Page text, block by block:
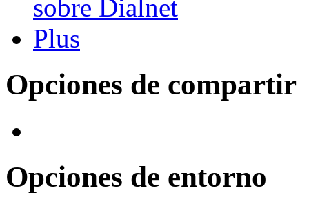
Opciones de compartir
Opciones de entorno